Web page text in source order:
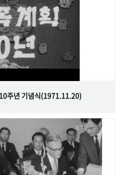
주년 기념식(1971.11.20)